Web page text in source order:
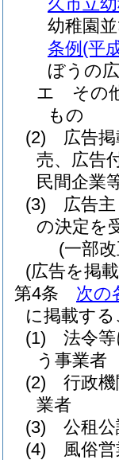
幼稚園
条例 (平
ぼうの
エ
その
もの
(2)
広告
売、広告
民間企業
(3)
広告
の決定を
(一部
(広告を掲
第4条
次の
に掲載す
(1)
法令
う事業者
(2)
行政
業者
(3)
公租
(4)
風俗